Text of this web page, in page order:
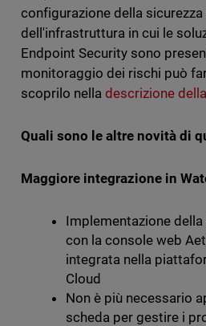
configurazione della
dell'infrastruttura in cui le
Endpoint Security sono
monitoraggio dei rischi può
scoprilo nella descrizione
Quali sono le altre novità di
Maggiore integrazione in
Implementazione
con la console web
integrata nella
Cloud
Non è più necessario
scheda per gestire i